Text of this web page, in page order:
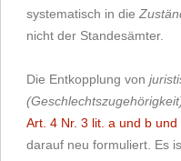
systematisch in die
nicht der Standesämter.
Die Entkopplung von
Art. 4 Nr. 3 lit. a und b und
darauf neu formuliert. Es